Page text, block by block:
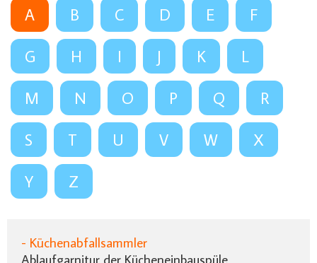
A B C D E F
G H I J K L
M N O P Q R
S T U V W X
Y Z
- Küchenabfallsammler